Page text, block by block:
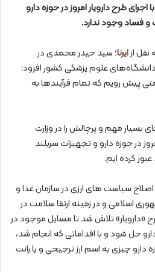
طرح دارویار امروز در حوزه دارو
و فساد وجود ندارد.
نقل ازایرنا؛ سید حیدر محمدی در
علوم پزشکی کشور افزود:
پیش رویم که تمام فرآیندها به
بسیار مهم و پرچالش را در وزارت
در حوزه دارو و تجهیزات سربلند
کرده ایم.
اصلاح سیاست های ارزی در سازمان غذا و
اسلامی و در زمینه ارتقا سلامت در
«دارویار» تلاش شد تا مسایل موجود در
حل شود و با اقداماتی که انجام شد،
دارو چیزی به اسم ارز ترجیحی و یا رانت